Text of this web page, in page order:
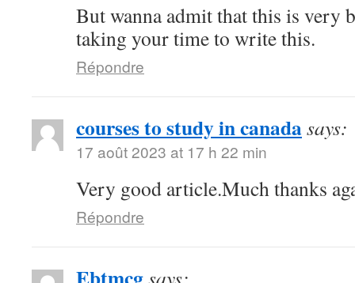
But wanna admit that this is very
taking your time to write this.
Répondre
courses to study in canadasays:
17 août 2023 at 17 h 22 min
Very good article.Much thanks
Répondre
says: